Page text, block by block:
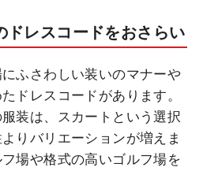
ドレスコードをおさらい
ふさわしい装いのマナーや
ドレスコードがあります。
装は、スカートという選択
りバリエーションが増えま
場や格式の高いゴルフ場を